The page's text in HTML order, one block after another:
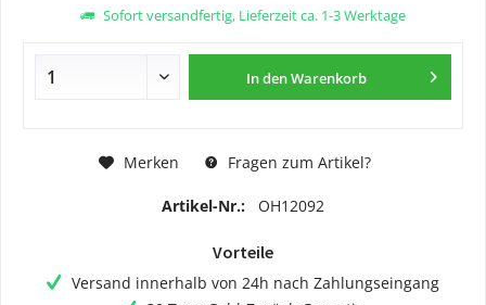
Sofort versandfertig, Lieferzeit ca. 1-3 Werktage
In denWarenkorb
Merken Fragen zum Artikel?
Artikel-Nr.: OH12092
Vorteile
Versand innerhalb von 24h nach Zahlungseingang